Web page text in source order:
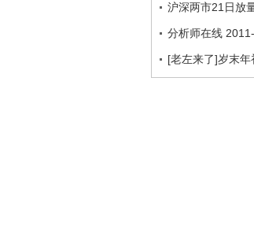
沪深两市21日放
分析师在线
[老左来了]岁末